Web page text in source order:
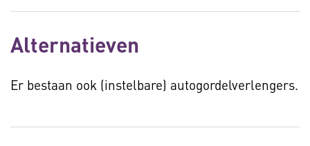
Alternatieven
Er bestaan ook (instelbare) autogordelverlengers.